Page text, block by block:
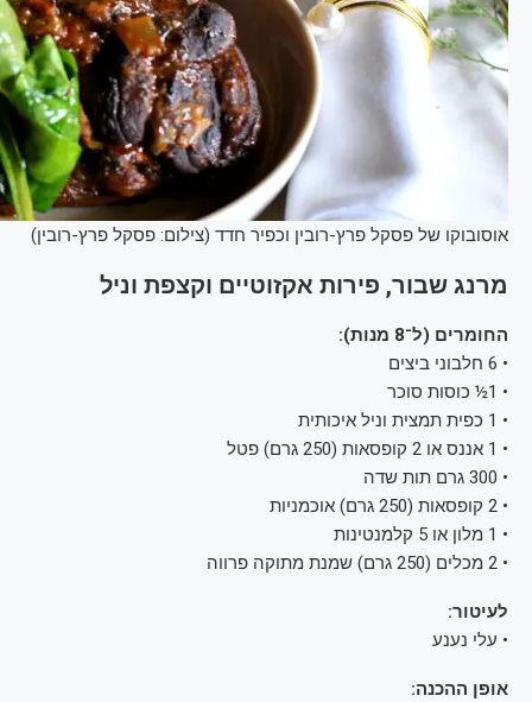
אוסובוקו של פסקל פרץ-רובין וכפיר חדד (צילום: פסקל פרץ-רובין)
מרנג שבור, פירות אקזוטיים וקצפת וניל
החומרים (ל־8 מנות):
• 6 חלבוני ביצים
• 1½ כוסות סוכר
• 1 כפית תמצית וניל איכותית
• 1 אננס או 2 קופסאות (250 גרם) פטל
• 300 גרם תות שדה
• 2 קופסאות (250 גרם) אוכמניות
• 1 מלון או 5 קלמנטינות
• 2 מכלים (250 גרם) שמנת מתוקה פרווה
לעיטור:
• עלי נענע
אופן ההכנה: